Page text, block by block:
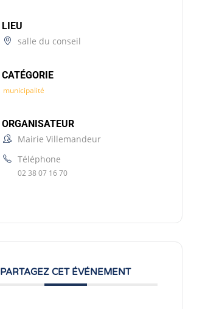
LIEU
salle du conseil
CATÉGORIE
municipalité
ORGANISATEUR
Mairie Villemandeur
Téléphone
02 38 07 16 70
PARTAGEZ CET ÉVÉNEMENT